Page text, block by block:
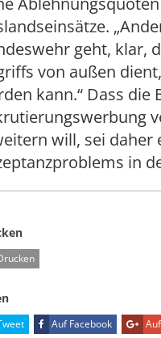
geht, klar,
von außen
kann.“ Dass
will, sei daher
in
Auf Facebook